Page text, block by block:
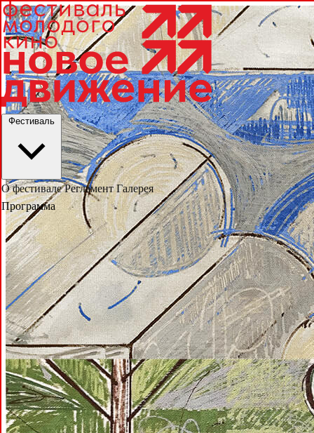
Фестиваль
О фестивалеРегламентГалерея
Программа